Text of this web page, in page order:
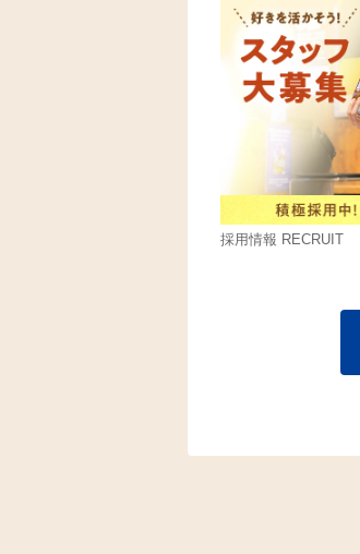
採用情報 RECRUIT